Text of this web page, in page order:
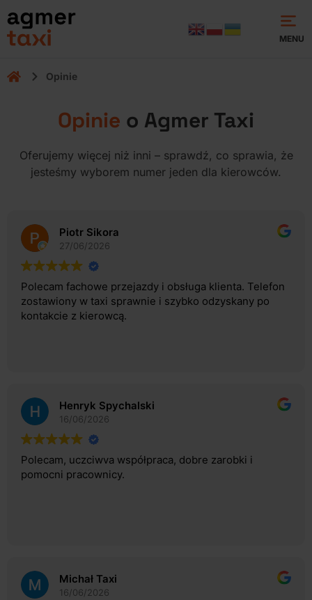
MENU
. Opinie
Opinie o Agmer Taxi
Oferujemy więcej niż inni – sprawdź, co sprawia, że
jesteśmy wyborem numer jeden dla kierowców.
Piotr Sikora
27/06/2026
Polecam fachowe przejazdy i obsługa klienta. Telefon
zostawiony w taxi sprawnie i szybko odzyskany po
kontakcie z kierowcą.
Henryk Spychalski
16/06/2026
Polecam, uczciwva współpraca, dobre zarobki i
pomocni pracownicy.
Michał Taxi
16/06/2026